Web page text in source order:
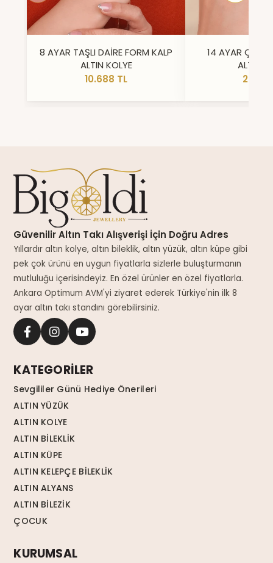
8 AYAR TAŞLI DAİRE FORM KALP
ALTIN KOLYE
10.688 TL
14 AYAR ÇİFT
ALTIN
Güvenilir Altın Takı Alışverişi İçin Doğru Adres
Yıllardır altın kolye, altın bileklik, altın yüzük, altın küpe gibi
pek çok ürünü en uygun fiyatlarla sizlerle buluşturmanın
mutluluğu içerisindeyiz. En özel ürünler en özel fiyatlarla.
Ankara Optimum AVM'yi ziyaret ederek Türkiye'nin ilk 8
ayar altın takı standını görebilirsiniz.
KATEGORİLER
Sevgililer Günü Hediye Önerileri
ALTIN YÜZÜK
ALTIN KOLYE
ALTIN BİLEKLİK
ALTIN KÜPE
ALTIN KELEPÇE BİLEKLİK
ALTIN ALYANS
ALTIN BİLEZİK
ÇOCUK
KURUMSAL